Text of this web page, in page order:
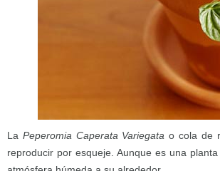
La Peperomia Caperata Variegatao cola de
reproducir por esqueje. Aunque es una